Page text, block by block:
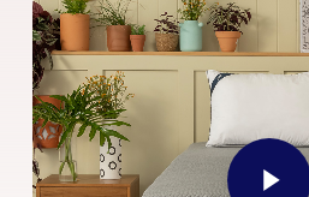
Play Video